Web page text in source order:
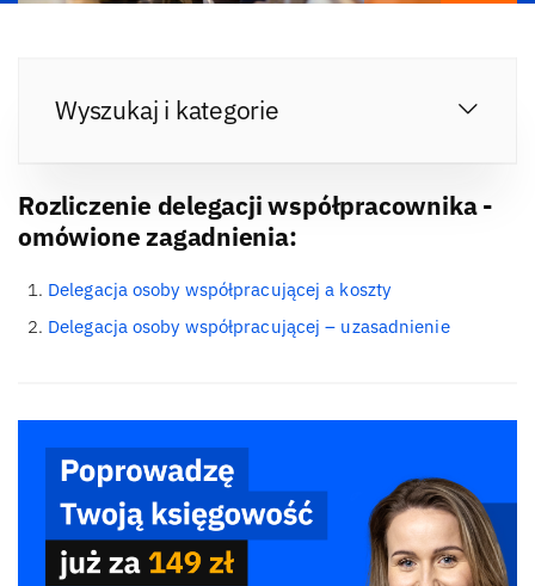
Wyszukaj i kategorie
Rozliczenie delegacji współpracownika -
omówione zagadnienia:
Delegacja osoby współpracującej a koszty
Delegacja osoby współpracującej – uzasadnienie